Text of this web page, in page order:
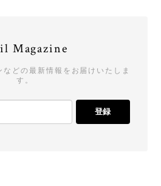
Magazine
どの最新情報をお届けいたしま
す。
登録